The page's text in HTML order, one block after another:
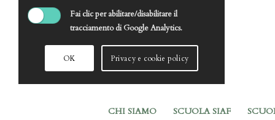
CHI SIAMO SCUOLA SIAF
Fai clic per abilitare/disabilitare il
tracciamento di Google Analytics.
OK Privacy e cookie policy